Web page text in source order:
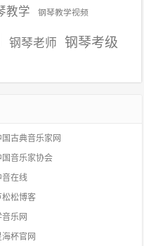
教学 钢琴教学视频
钢琴老师 钢琴考级
国古典音乐家网
国音乐家协会
音在线
松松博客
音乐网
海杯官网